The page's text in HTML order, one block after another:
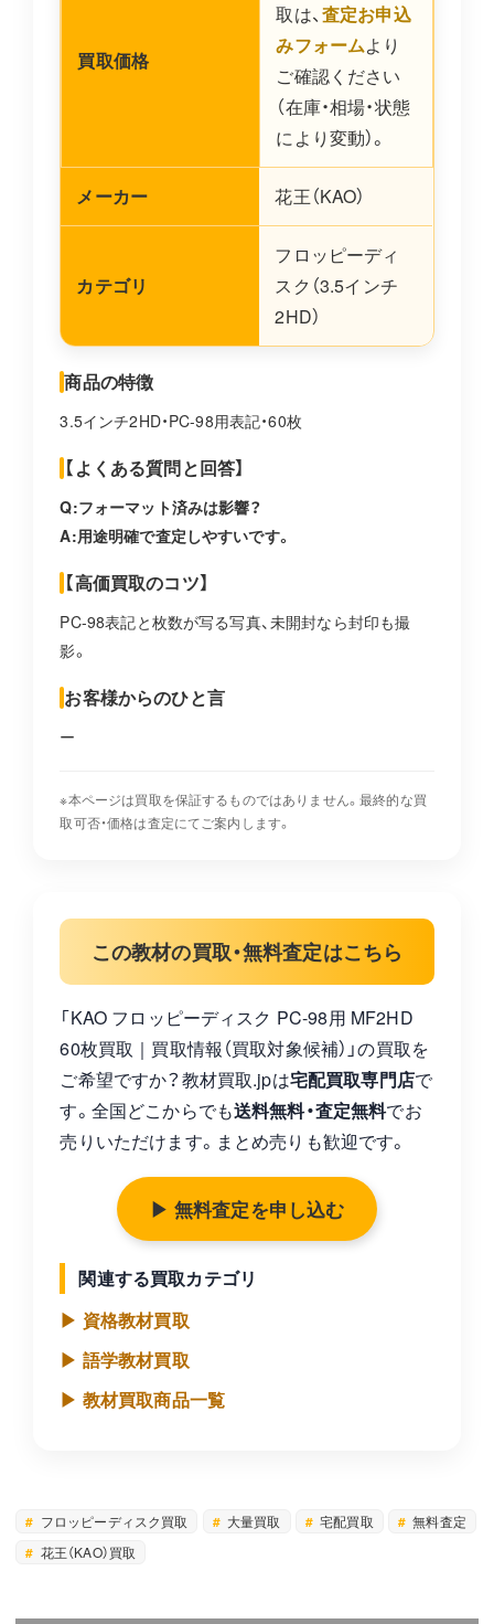
買取価格
取は、査定お申込
みフォームより
ご確認ください
（在庫・相場・状態
により変動）。
メーカー 花王（KAO）
カテゴリ
フロッピーディ
スク（3.5インチ
2HD）
商品の特徴
3.5インチ2HD・PC-98用表記・60枚
【よくある質問と回答】
Q:フォーマット済みは影響？
A:用途明確で査定しやすいです。
【高価買取のコツ】
PC-98表記と枚数が写る写真、未開封なら封印も撮
影。
お客様からのひと言
ー
※本ページは買取を保証するものではありません。最終的な買
取可否・価格は査定にてご案内します。
この教材の買取・無料査定はこちら
「KAO フロッピーディスク PC-98用 MF2HD
60枚買取｜買取情報（買取対象候補）」の買取を
ご希望ですか？教材買取.jpは宅配買取専門店で
す。全国どこからでも送料無料・査定無料でお
売りいただけます。まとめ売りも歓迎です。
▶ 無料査定を申し込む
関連する買取カテゴリ
▶ 資格教材買取
▶ 語学教材買取
▶ 教材買取商品一覧
フロッピーディスク買取 大量買取 宅配買取
無料査定
花王（KAO）買取